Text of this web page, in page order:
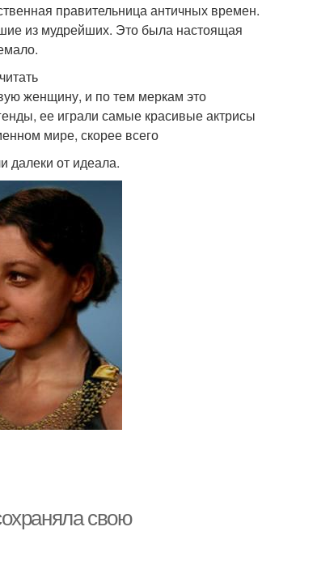
правительница античных времен.
из мудрейших. Это была настоящая
женщину, и по тем меркам это
ее играли самые красивые актрисы
мире, скорее всего
далеки от идеала.
свою